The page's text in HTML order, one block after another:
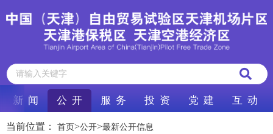
新 闻 公 开 服 务 投 资 党 建 互 动
当前位置： 首页>公开>最新公开信息